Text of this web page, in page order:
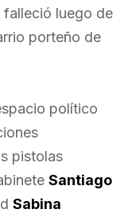
falleció luego de
porteño de
político
pistolas
Santiago
Sabina